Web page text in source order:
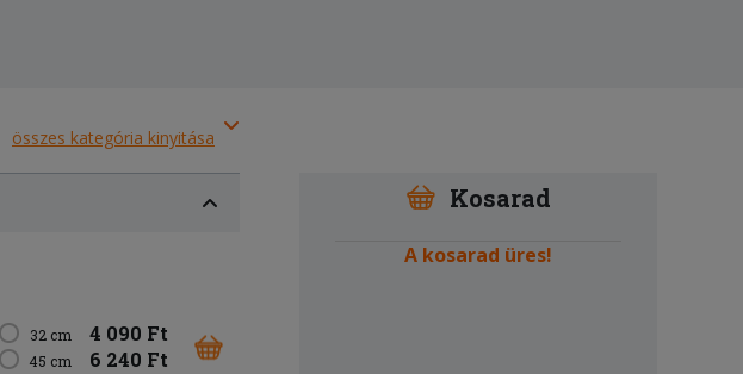
összes kategória kinyitása
32 cm 4 090 Ft
45 cm 6 240 Ft
Kosarad
A kosarad üres!